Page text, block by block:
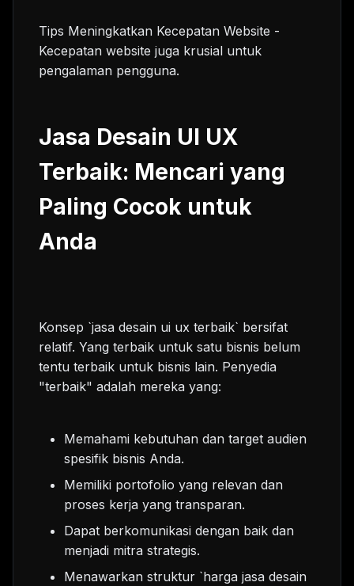
Tips Meningkatkan Kecepatan Website -
Kecepatan website juga krusial untuk
pengalaman pengguna.
Jasa Desain UI UX
Terbaik: Mencari yang
Paling Cocok untuk
Anda
Konsep `jasa desain ui ux terbaik` bersifat
relatif. Yang terbaik untuk satu bisnis belum
tentu terbaik untuk bisnis lain. Penyedia
"terbaik" adalah mereka yang:
Memahami kebutuhan dan target audien
spesifik bisnis Anda.
Memiliki portofolio yang relevan dan
proses kerja yang transparan.
Dapat berkomunikasi dengan baik dan
menjadi mitra strategis.
Menawarkan struktur `harga jasa desain